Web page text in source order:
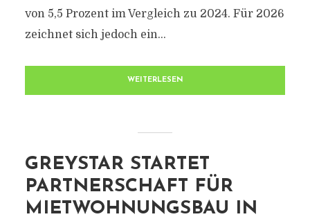
von 5,5 Prozent im Vergleich zu 2024. Für 2026
zeichnet sich jedoch ein...
WEITERLESEN
GREYSTAR STARTET
PARTNERSCHAFT FÜR
MIETWOHNUNGSBAU IN